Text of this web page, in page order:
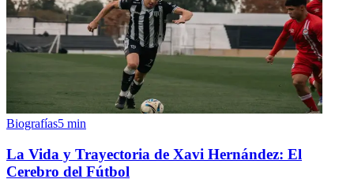
Biografías5 min
La Vida y Trayectoria de Xavi Hernández: El
Cerebro del Fútbol